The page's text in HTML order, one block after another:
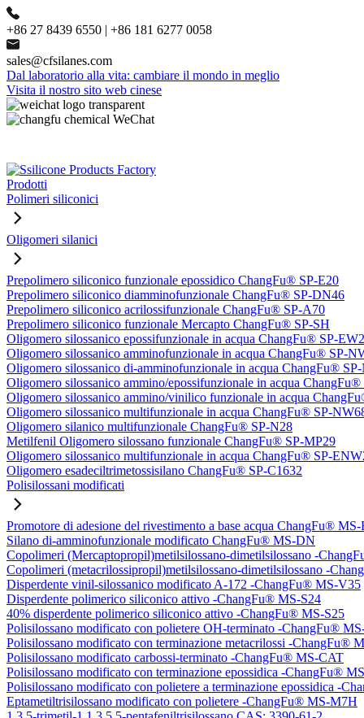
+86 27 8439 6550 | +86 181 6277 0058
sales@cfsilanes.com
Dal laboratorio alla vita: cambiare il mondo in meglio
Visita il nostro sito web cinese
Prodotti
Polimeri siliconici
Oligomeri silanici
Prepolimero siliconico funzionale epossidico ChangFu® SP-E20
Prepolimero siliconico diamminofunzionale ChangFu® SP-DN46
Prepolimero siliconico acrilossifunzionale ChangFu® SP-A70
Prepolimero siliconico funzionale Mercapto ChangFu® SP-SH
Oligomero silossanico epossifunzionale in acqua ChangFu® SP-
Oligomero silossanico amminofunzionale in acqua ChangFu® SP-
Oligomero silossanico di-amminofunzionale in acqua ChangFu®
Oligomero silossanico ammino/epossifunzionale in acqua
Oligomero silossanico ammino/vinilico funzionale in acqua
Oligomero silossanico multifunzionale in acqua ChangFu® SP-
Oligomero silanico multifunzionale ChangFu® SP-N28
Metilfenil Oligomero silossano funzionale ChangFu® SP-MP29
Oligomero silossanico multifunzionale in acqua ChangFu® SP-
Oligomero esadeciltrimetossisilano ChangFu® SP-C1632
Polisilossani modificati
Promotore di adesione del rivestimento a base acqua ChangFu® MS-
Silano di-amminofunzionale modificato ChangFu® MS-DN
Copolimeri (Mercaptopropil)metilsilossano-dimetilsilossano -
Copolimeri (metacrilossipropil)metilsilossano-dimetilsilossano -
Disperdente vinil-silossanico modificato A-172 -ChangFu® MS-V35
Disperdente polimerico siliconico attivo -ChangFu® MS-S24
40% disperdente polimerico siliconico attivo -ChangFu® MS-S25
Polisilossano modificato con polietere OH-terminato -ChangFu®
Polisilossano modificato con terminazione metacrilossi -ChangFu®
Polisilossano modificato carbossi-terminato -ChangFu® MS-CAT
Polisilossano modificato con terminazione epossidica -ChangFu®
Polisilossano modificato con polietere a terminazione epossidica -
Eptametiltrisilossano modificato con polietere -ChangFu® MS-M7H